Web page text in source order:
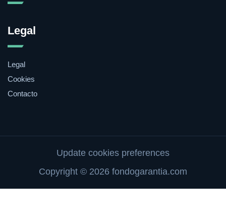
Legal
Legal
Cookies
Contacto
Update cookies preferences
Copyright © 2026 fondogarantia.com